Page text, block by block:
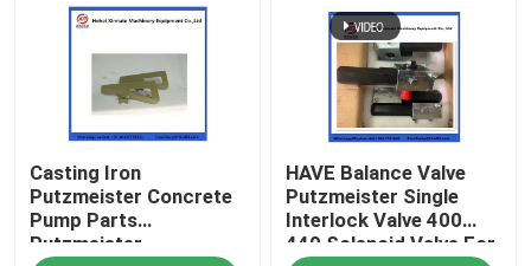
Casting Iron
Putzmeister Concrete
Pump Parts
Putzmeister
HAVE Balance Valve
Putzmeister Single
Interlock Valve 400
440 Solenoid Valve For